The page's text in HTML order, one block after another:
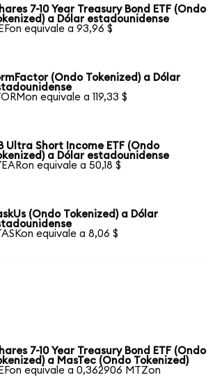
7-10 Year Treasury Bond ETF (Ondo
a Dólar estadounidense
equivale a 93,96 $
(Ondo Tokenized) a Dólar
equivale a 119,33 $
Ultra Short Income ETF (Ondo
a Dólar estadounidense
equivale a 50,18 $
(Ondo Tokenized) a Dólar
equivale a 8,06 $
7-10 Year Treasury Bond ETF (Ondo
a MasTec (Ondo Tokenized)
equivale a 0,362906 MTZon